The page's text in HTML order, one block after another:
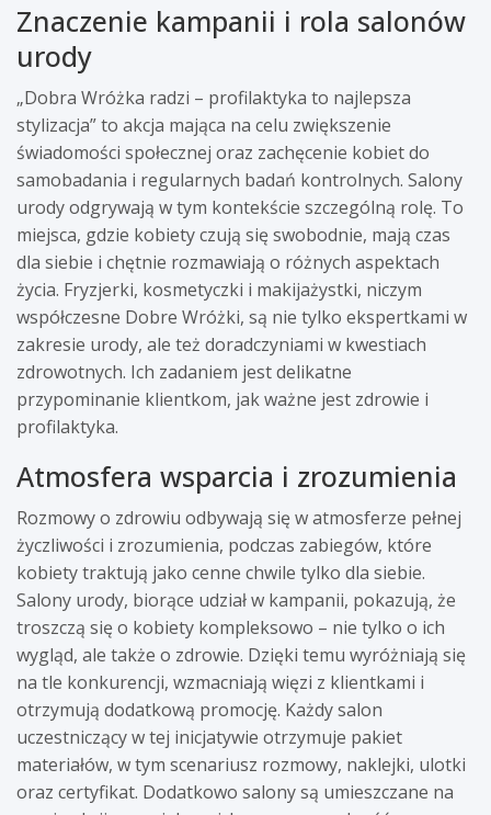
Znaczenie kampanii i rola salonów
urody
„Dobra Wróżka radzi – profilaktyka to najlepsza
stylizacja” to akcja mająca na celu zwiększenie
świadomości społecznej oraz zachęcenie kobiet do
samobadania i regularnych badań kontrolnych. Salony
urody odgrywają w tym kontekście szczególną rolę. To
miejsca, gdzie kobiety czują się swobodnie, mają czas
dla siebie i chętnie rozmawiają o różnych aspektach
życia. Fryzjerki, kosmetyczki i makijażystki, niczym
współczesne Dobre Wróżki, są nie tylko ekspertkami w
zakresie urody, ale też doradczyniami w kwestiach
zdrowotnych. Ich zadaniem jest delikatne
przypominanie klientkom, jak ważne jest zdrowie i
profilaktyka.
Atmosfera wsparcia i zrozumienia
Rozmowy o zdrowiu odbywają się w atmosferze pełnej
życzliwości i zrozumienia, podczas zabiegów, które
kobiety traktują jako cenne chwile tylko dla siebie.
Salony urody, biorące udział w kampanii, pokazują, że
troszczą się o kobiety kompleksowo – nie tylko o ich
wygląd, ale także o zdrowie. Dzięki temu wyróżniają się
na tle konkurencji, wzmacniają więzi z klientkami i
otrzymują dodatkową promocję. Każdy salon
uczestniczący w tej inicjatywie otrzymuje pakiet
materiałów, w tym scenariusz rozmowy, naklejki, ulotki
oraz certyfikat. Dodatkowo salony są umieszczane na